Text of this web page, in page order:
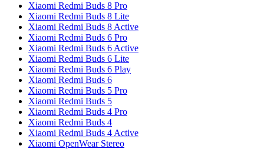
Xiaomi Redmi Buds 8 Pro
Xiaomi Redmi Buds 8 Lite
Xiaomi Redmi Buds 8 Active
Xiaomi Redmi Buds 6 Pro
Xiaomi Redmi Buds 6 Active
Xiaomi Redmi Buds 6 Lite
Xiaomi Redmi Buds 6 Play
Xiaomi Redmi Buds 6
Xiaomi Redmi Buds 5 Pro
Xiaomi Redmi Buds 5
Xiaomi Redmi Buds 4 Pro
Xiaomi Redmi Buds 4
Xiaomi Redmi Buds 4 Active
Xiaomi OpenWear Stereo